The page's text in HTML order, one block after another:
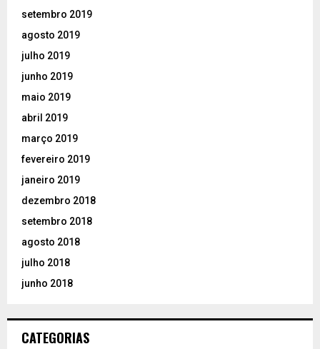
setembro 2019
agosto 2019
julho 2019
junho 2019
maio 2019
abril 2019
março 2019
fevereiro 2019
janeiro 2019
dezembro 2018
setembro 2018
agosto 2018
julho 2018
junho 2018
CATEGORIAS